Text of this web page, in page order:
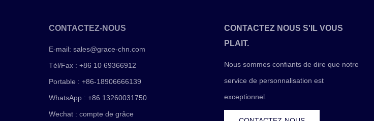
CONTACTEZ-NOUS
E-mail:sales@grace-chn.com
Tél/Fax : +86 10 69366912
Portable : +86-18906666139
WhatsApp : +86 13260031750
Wechat : compte de grâce
CONTACTEZ NOUS S'IL VOUS
PLAIT.
Nous sommes confiants de dire que notre
service de personnalisation est
exceptionnel.